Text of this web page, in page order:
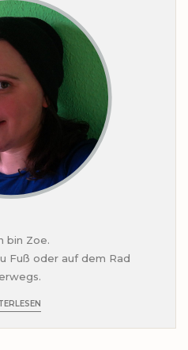
bin Zoe.
Fuß oder auf dem Rad